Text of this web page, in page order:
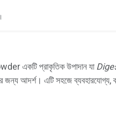
একটি প্রাকৃতিক উপাদান যা
জন্য আদর্শ। এটি সহজে ব্যবহারযোগ্য,